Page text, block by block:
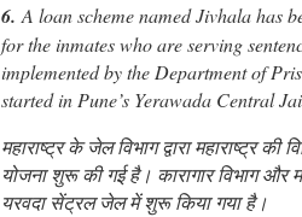
6. A loan scheme named Jivhala has
for the inmates who are serving
implemented by the Department of
started in Pune’s Yerawada Central
महाराष्ट्र के जेल विभाग द्वारा महाराष्ट्र
योजना शुरू की गई है। कारागार विभाग और
यरवदा सेंट्रल जेल में शुरू किया गया है।